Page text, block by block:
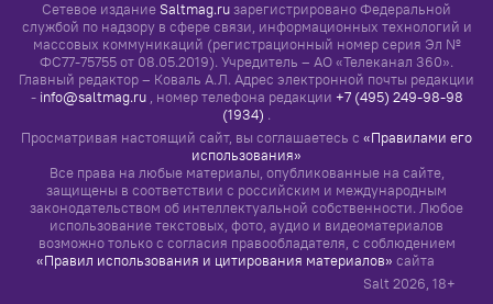
Сетевое издание Saltmag.ru зарегистрировано Федеральной
службой по надзору в сфере связи, информационных технологий и
массовых коммуникаций (регистрационный номер серия Эл №
ФС77-75755 от 08.05.2019). Учредитель – АО «Телеканал 360».
Главный редактор – Коваль А.Л. Адрес электронной почты редакции
- info@saltmag.ru, номер телефона редакции +7 (495) 249-98-98
(1934) .
Просматривая настоящий сайт, вы соглашаетесь с «Правилами его
использования»
Все права на любые материалы, опубликованные на сайте,
защищены в соответствии с российским и международным
законодательством об интеллектуальной собственности. Любое
использование текстовых, фото, аудио и видеоматериалов
возможно только с согласия правообладателя, с соблюдением
«Правил использования и цитирования материалов» сайта
Salt 2026 , 18+